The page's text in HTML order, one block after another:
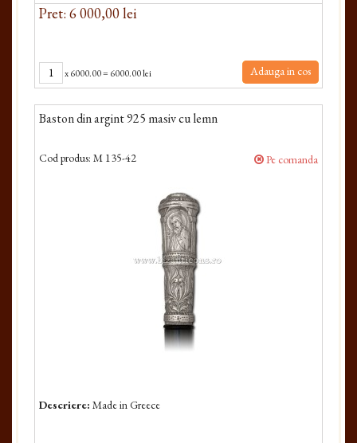
Pret: 6 000,00 lei
x6000.00= 6000.00 lei Adauga in cos
Baston din argint 925 masiv cu lemn
Cod produs: M 135-42 Pe comanda
Descriere: Made in Greece